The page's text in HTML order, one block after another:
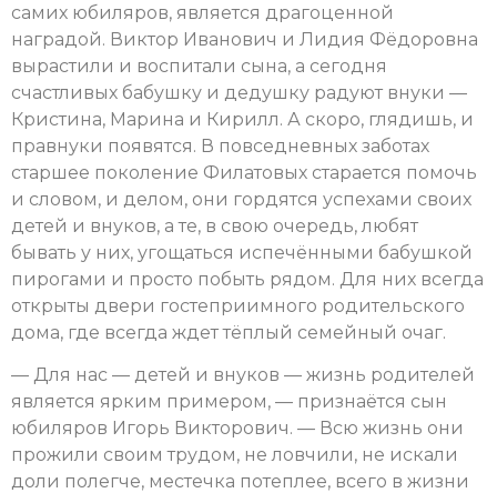
самих юбиляров, является драгоценной
наградой. Виктор Иванович и Лидия Фёдоровна
вырастили и воспитали сына, а сегодня
счастливых бабушку и дедушку радуют внуки —
Кристина, Марина и Кирилл. А скоро, глядишь, и
правнуки появятся. В повседневных заботах
старшее поколение Филатовых старается помочь
и словом, и делом, они гордятся успехами своих
детей и внуков, а те, в свою очередь, любят
бывать у них, угощаться испечёнными бабушкой
пирогами и просто побыть рядом. Для них всегда
открыты двери гостеприимного родительского
дома, где всегда ждет тёплый семейный очаг.
— Для нас — детей и внуков — жизнь родителей
является ярким примером, — признаётся сын
юбиляров Игорь Викторович. — Всю жизнь они
прожили своим трудом, не ловчили, не искали
доли полегче, местечка потеплее, всего в жизни